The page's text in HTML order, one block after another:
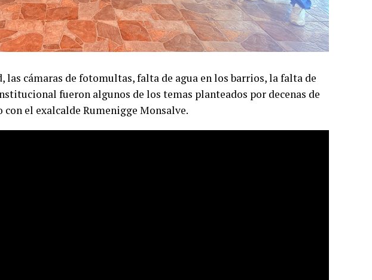
las cámaras de fotomultas, falta de agua en los barrios, la falta de
fueron algunos de los temas planteados por decenas de
el exalcalde Rumenigge Monsalve.